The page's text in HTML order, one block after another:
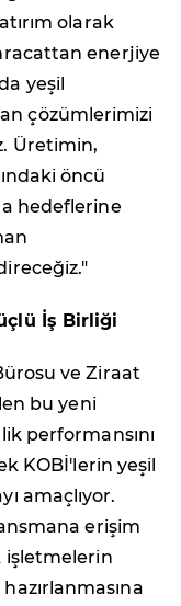
olarak
enerjiye
yeşil
çözümlerimizi
Üretimin,
öncü
hedeflerine
İş Birliği
ve Ziraat
bu yeni
performansını
KOBİ'lerin yeşil
amaçlıyor.
erişim
işletmelerin